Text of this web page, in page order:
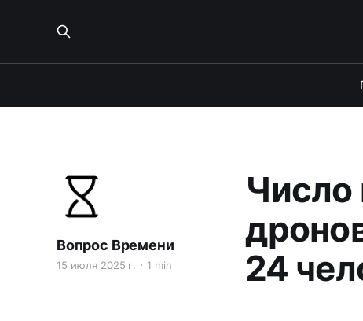
Число
24
Вопрос Времени
15 июля 2025 г. 1 min